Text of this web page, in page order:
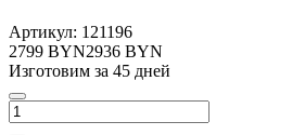
Артикул: 121196
2799 BYN2936 BYN
Изготовим за 45 дней